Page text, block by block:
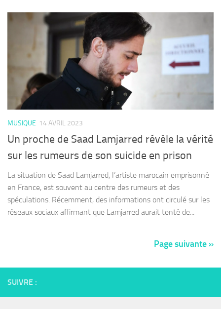
MUSIQUE 14 AVRIL 2023
Un proche de Saad Lamjarred révèle la vérité
sur les rumeurs de son suicide en prison
La situation de Saad Lamjarred, l’artiste marocain emprisonné
en France, est souvent au centre des rumeurs et des
spéculations. Récemment, des informations ont circulé sur les
réseaux sociaux affirmant que Lamjarred aurait tenté de...
Page suivante »
SUIVRE :